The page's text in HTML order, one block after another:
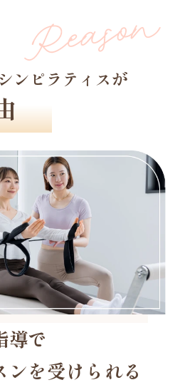
ンピラティスが
導で
を受けられる